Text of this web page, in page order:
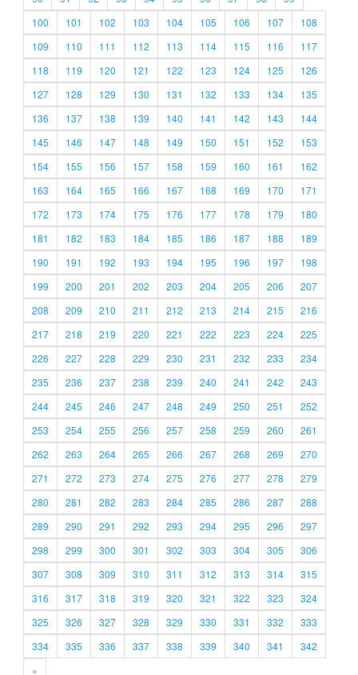
100
101 102 103 104 105 106 107
108
109
110 111 112 113 114 115 116
117
118
119 120 121 122 123 124 125
126
127
128 129 130 131 132 133 134
135
136
137 138 139 140 141 142 143
144
145
146 147 148 149 150 151 152
153
154
155 156 157 158 159 160 161
162
163
164 165 166 167 168 169 170
171
172
173 174 175 176 177 178 179
180
181
182 183 184 185 186 187 188
189
190
191 192 193 194 195 196 197
198
199
200 201 202 203 204 205 206
207
208
209 210 211 212 213 214 215
216
217
218 219 220 221 222 223 224
225
226
227 228 229 230 231 232 233
234
235
236 237 238 239 240 241 242
243
244
245 246 247 248 249 250 251
252
253
254 255 256 257 258 259 260
261
262
263 264 265 266 267 268 269
270
271
272 273 274 275 276 277 278
279
280
281 282 283 284 285 286 287
288
289
290 291 292 293 294 295 296
297
298
299 300 301 302 303 304 305
306
307
308 309 310 311 312 313 314
315
316
317 318 319 320 321 322 323
324
325
326 327 328 329 330 331 332
333
334
335 336 337 338 339 340 341
342
»